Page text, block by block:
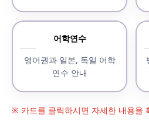
어학연수
영어권과 일본, 독일 어학
연수 안내
※ 카드를 클릭하시면 자세한 내용을